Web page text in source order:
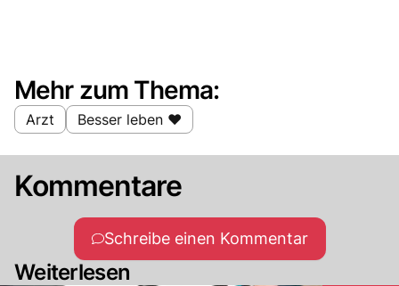
Mehr zum Thema:
Arzt Besser leben ❤️
Kommentare
Schreibe einen Kommentar
Weiterlesen